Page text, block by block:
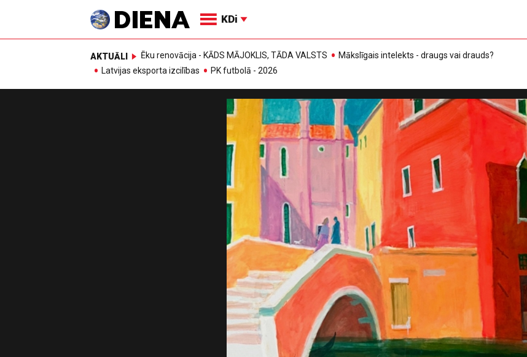
KDi
AKTUĀLI Ēku renovācija - KĀDS MĀJOKLIS, TĀDA VALSTS
Mākslīgais intelekts - draugs vai drauds?
Latvijas eksporta izcilības
PK futbolā - 2026